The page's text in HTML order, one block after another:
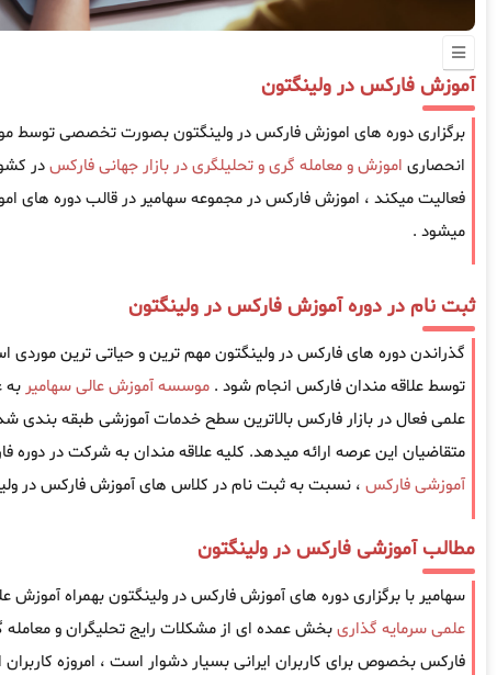
آموزش فارکس در ولینگتون
برگزاری دوره های اموزش فارکس در ولینگتون بصورت تخصصی توسط
انحصاری اموزش و معامله گری و تحلیلگری در بازار جهانی فارکس
فعالیت میکند ، اموزش فارکس در مجموعه سهامیر در قالب دوره های
میشود .
ثبت نام در دوره آموزش فارکس در ولینگتون
گذراندن دوره های فارکس در ولینگتون مهم ترین و حیاتی ترین موردی
توسط علاقه مندان فارکس انجام شود . موسسه آموزش عالی سهامیربه
علمی فعال در بازار فارکس بالاترین سطح خدمات آموزشی طبقه بندی
متقاضیان این عرصه ارائه میدهد. کلیه علاقه مندان به شرکت در دوره
آموزشی فارکس ، نسبت به ثبت نام در کلاس های آموزش فارکس در
مطالب آموزشی فارکس در ولینگتون
سهامیر با برگزاری دوره های آموزش فارکس در ولینگتون بهمراه آموزش
علمی سرمایه گذاریبخش عمده ای از مشکلات رایج تحلیگران و معامله
فارکس بخصوص برای کاربران ایرانی بسیار دشوار است ، امروزه کاربران